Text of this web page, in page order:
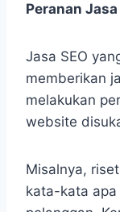
Peranan
Jasa SEO
memberikan
melakukan
website
Misalnya,
kata-kata